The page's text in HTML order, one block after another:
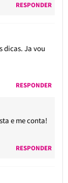
RESPONDER
dicas. Ja vou
RESPONDER
e me conta!
RESPONDER